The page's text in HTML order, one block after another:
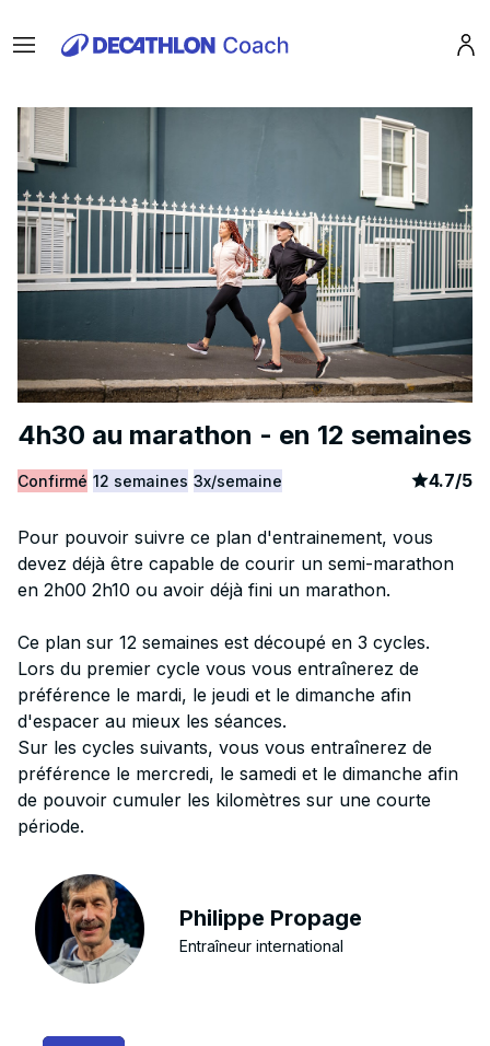
Menu
4h30 au marathon - en 12 semaines
Confirmé 12 semaines 3x/semaine article
4.7/5
Pour pouvoir suivre ce plan d'entrainement, vous
devez déjà être capable de courir un semi-marathon
en 2h00 2h10 ou avoir déjà fini un marathon.
Ce plan sur 12 semaines est découpé en 3 cycles.
Lors du premier cycle vous vous entraînerez de
préférence le mardi, le jeudi et le dimanche afin
d'espacer au mieux les séances.
Sur les cycles suivants, vous vous entraînerez de
préférence le mercredi, le samedi et le dimanche afin
de pouvoir cumuler les kilomètres sur une courte
période.
Philippe Propage
Entraîneur international